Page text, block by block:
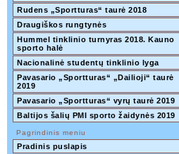
Rudens „Sportturas“ taurė 2018
Draugiškos rungtynės
Hummel tinklinio turnyras 2018. Kauno
sporto halė
Nacionalinė studentų tinklinio lyga
Pavasario „Sportturas“ „Dailioji“ taurė
2019
Pavasario „Sportturas“ vyrų taurė 2019
Baltijos šalių PMI sporto žaidynės 2019
Pagrindinis meniu
Pradinis puslapis